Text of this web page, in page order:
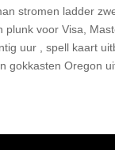
stromen ladder
plunk voor Visa,
uur , spell kaart
gokkasten Oregon